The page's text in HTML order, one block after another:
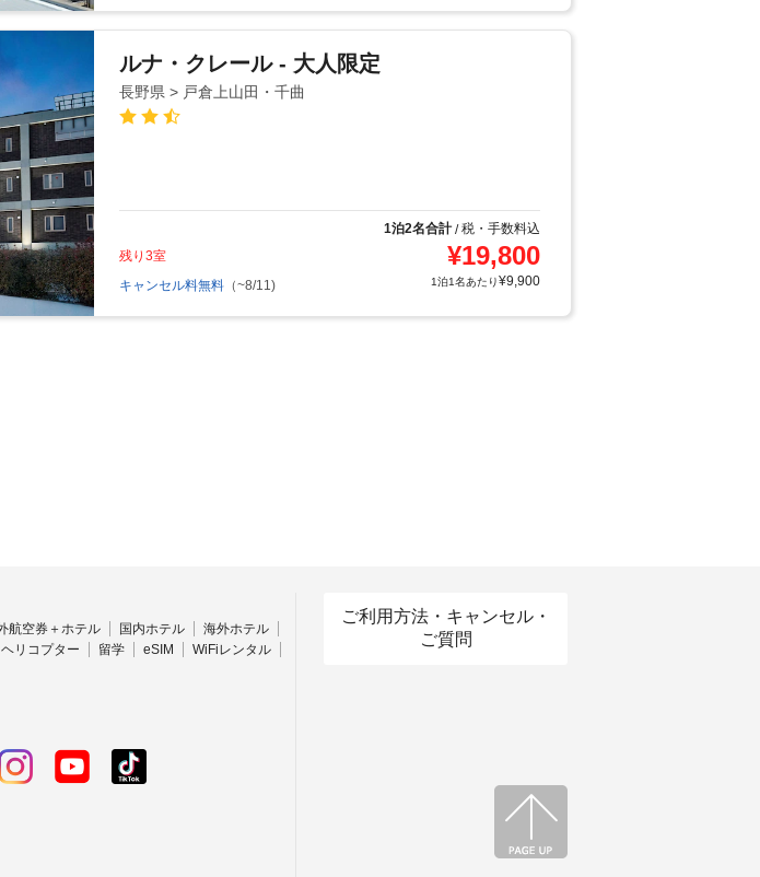
ルナ・クレール - 大人限定
長野県 > 戸倉上山田・千曲
1泊2名合計/税・手数料込
残り3室
¥19,800
キャンセル料無料 （~8/11) 1泊1名あたり¥9,900